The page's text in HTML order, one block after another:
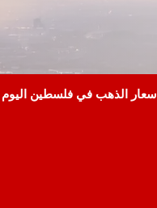
اسعار الذهب في فلسطين اليوم